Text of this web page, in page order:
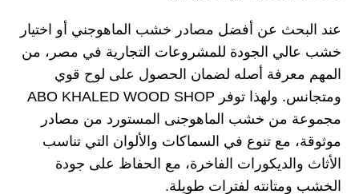
عند البحث عن أفضل مصادر خشب الماهوجني أو اختيار
خشب عالي الجودة للمشروعات التجارية في مصر، من
المهم معرفة أصله لضمان الحصول على لوح قوي
ومتجانس. ولهذا توفر ABO KHALED WOOD SHOP
مجموعة من خشب الماهوجنى المستورد من مصادر
موثوقة، مع تنوع في السماكات والألوان التي تناسب
الأثاث والديكورات الفاخرة، مع الحفاظ على جودة
الخشب ومتانته لفترات طويلة.